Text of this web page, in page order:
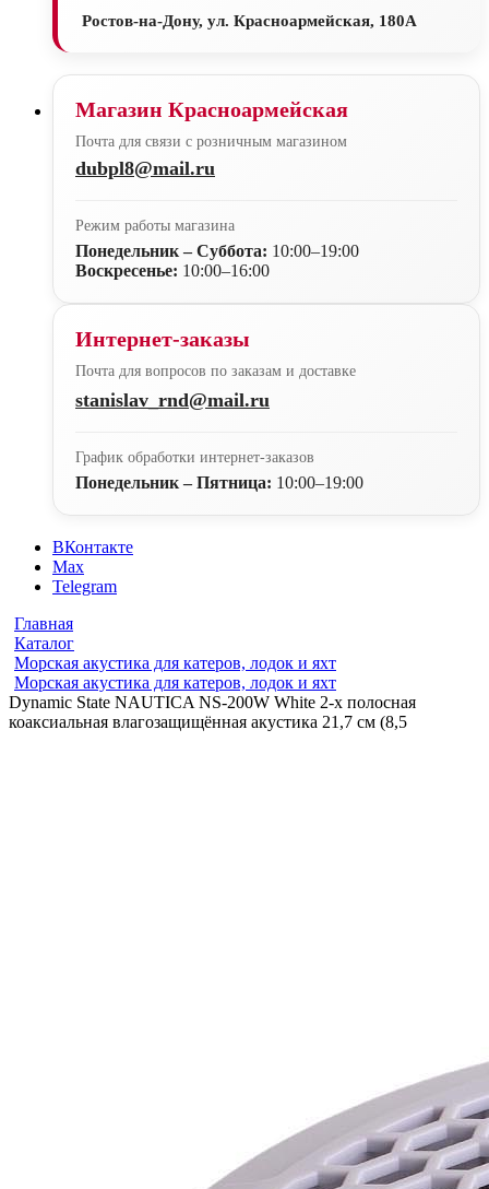
Ростов-на-Дону, ул. Красноармейская, 180А
Магазин Красноармейская
Почта для связи с розничным магазином
dubpl8@mail.ru
Режим работы магазина
Понедельник – Суббота: 10:00–19:00
Воскресенье: 10:00–16:00
Интернет-заказы
Почта для вопросов по заказам и доставке
stanislav_rnd@mail.ru
График обработки интернет-заказов
Понедельник – Пятница: 10:00–19:00
ВКонтакте
Max
Telegram
Главная
Каталог
Морская акустика для катеров, лодок и яхт
Морская акустика для катеров, лодок и яхт
Dynamic State NAUTICA NS-200W White 2-х полосная
коаксиальная влагозащищённая акустика 21,7 см (8,5